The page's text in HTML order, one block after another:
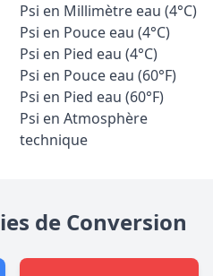
Psi en Millimètre eau (4°C)
Psi en Pouce eau (4°C)
Psi en Pied eau (4°C)
Psi en Pouce eau (60°F)
Psi en Pied eau (60°F)
Psi en Atmosphère
technique
de Conversion